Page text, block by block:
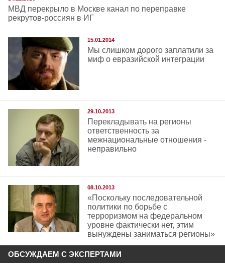
МВД перекрыло в Москве канал по переправке
рекрутов-россиян в ИГ
15.01.2014
Мы слишком дорого заплатили за
миф о евразийской интеграции
29.10.2013
Перекладывать на регионы
ответственность за
межнациональные отношения -
неправильно
08.10.2013
«Поскольку последовательной
политики по борьбе с
терроризмом на федеральном
уровне фактически нет, этим
вынуждены заниматься регионы»
ОБСУЖДАЕМ С ЭКСПЕРТАМИ